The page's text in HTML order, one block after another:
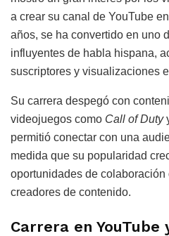
a crear su canal de YouTube
años, se ha convertido en uno
influyentes de habla hispana,
suscriptores y visualizaciones
Su carrera despegó con
videojuegos como Call of Duty
permitió conectar con una
medida que su popularidad
oportunidades de colaboración
creadores de contenido.
Carrera en YouTube